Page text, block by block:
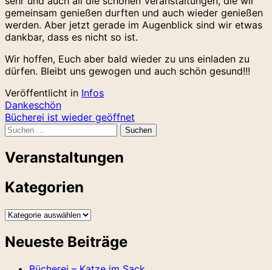
gemeinsam genießen durften und auch wieder genießen
werden. Aber jetzt gerade im Augenblick sind wir etwas
dankbar, dass es nicht so ist.
Wir hoffen, Euch aber bald wieder zu uns einladen zu
dürfen. Bleibt uns gewogen und auch schön gesund!!!
Veröffentlicht in Infos
Beitragsnavigation
Dankeschön
Bücherei ist wieder geöffnet
Suchen
Veranstaltungen
Kategorien
Kategorien
Neueste Beiträge